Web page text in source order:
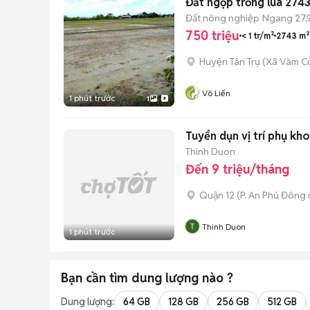
1 phút trước 1
Đất nông nghiệp Ngang
750 triệu < 1 tr/m² 2743 m²
Huyện Tân Trụ (Xã Vàm
Võ Liến
1 phút trước
Tuyển dụn vị trí phụ kho
Thinh Duon
Đến 9 triệu/tháng
Quận 12 (P. An Phú Đông
Thinh Duon
Bạn cần tìm dung lượng nào ?
Dung lượng: 64 GB 128 GB 256 GB 512 GB